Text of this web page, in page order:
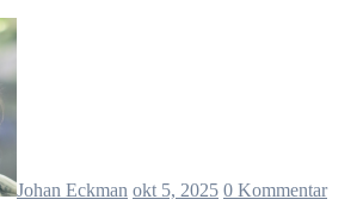
Johan Eckman okt 5, 2025 0 Kommentar